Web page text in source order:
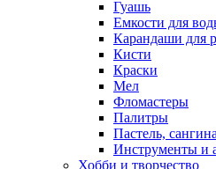
Гуашь
Емкости для
Карандаши для
Кисти
Краски
Мел
Фломастеры
Палитры
Пастель,
Инструменты и
Хобби и творчество